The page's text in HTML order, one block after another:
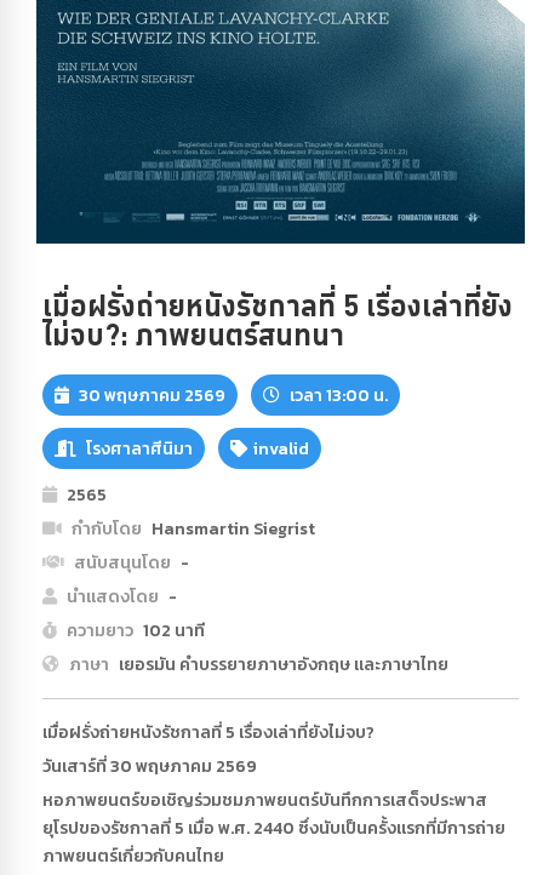
เมื่อฝรั่งถ่ายหนังรัชกาลที่ 5 เรื่องเล่าที่ยัง
ไม่จบ?: ภาพยนตร์สนทนา
30 พฤษภาคม 2569 เวลา 13:00 น.
โรงศาลาศีนิมา
invalid
2565
กำกับโดย Hansmartin Siegrist
สนับสนุนโดย -
นำแสดงโดย -
ความยาว 102 นาที
ภาษา เยอรมัน คำบรรยายภาษาอังกฤษ และภาษาไทย
เมื่อฝรั่งถ่ายหนังรัชกาลที่ 5 เรื่องเล่าที่ยังไม่จบ?
วันเสาร์ที่ 30 พฤษภาคม 2569
หอภาพยนตร์ขอเชิญร่วมชมภาพยนตร์บันทึกการเสด็จประพาส
ยุโรปของรัชกาลที่ 5 เมื่อ พ.ศ. 2440 ซึ่งนับเป็นครั้งแรกที่มีการถ่าย
ภาพยนตร์เกี่ยวกับคนไทย